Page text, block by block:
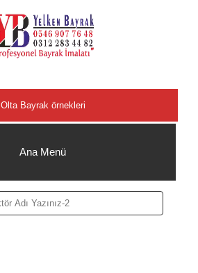
Olta Bayrak örnekleri
Ana Menü